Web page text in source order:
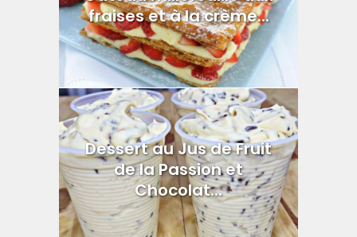
fraises et à la crème...
Dessert au Jus de Fruit
de la Passion et
Chocolat...